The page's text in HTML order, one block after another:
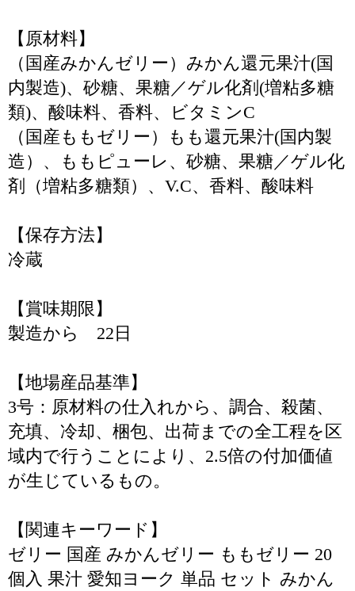
【原材料】
（国産みかんゼリー）みかん還元果汁(国
内製造)、砂糖、果糖／ゲル化剤(増粘多糖
類)、酸味料、香料、ビタミンC
（国産ももゼリー）もも還元果汁(国内製
造）、ももピューレ、砂糖、果糖／ゲル化
剤（増粘多糖類）、V.C、香料、酸味料
【保存方法】
冷蔵
【賞味期限】
製造から 22日
【地場産品基準】
3号：原材料の仕入れから、調合、殺菌、
充填、冷却、梱包、出荷までの全工程を区
域内で行うことにより、2.5倍の付加価値
が生じているもの。
【関連キーワード】
ゼリー 国産 みかんゼリー ももゼリー 20
個入 果汁 愛知ヨーク 単品 セット みかん